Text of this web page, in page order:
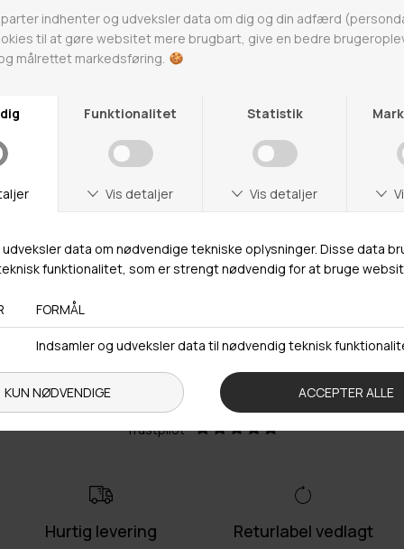
er super nem at inkorporere i sin garderobe. Med de
afslappede styles kan du på enkel vis gøre dem til en del
af din personlige stil, ved eksempelvis at kombinere et
par Rabens Saloner bukser, med en taske eller et
tøjet også sammensættes på et hav af forskellige måder,
på udkig efter en kjole, et par bukser eller noget helt
tredje, så kan du bruge de forskellige styles fra Rabens
kan vi klart anbefale Rabens Saloner bikini, som du ofte
kan finde her på FashionDeluxe eller på Rabens Saloner
festlig aften, i godt selskab, er en Rabens Saloner kimono
det helt rette valg. Tøjet fra Raben Saloner er udviklet til
personlig og helt igennem unik stil, med et twist af
Trustpilot
Hurtig levering Returlabel vedlagt